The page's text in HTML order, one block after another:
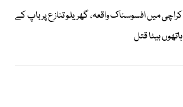
کراچی میں افسوسناک واقعہ، گھریلو تنازع پر باپ کے
ہاتھوں بیٹا قتل